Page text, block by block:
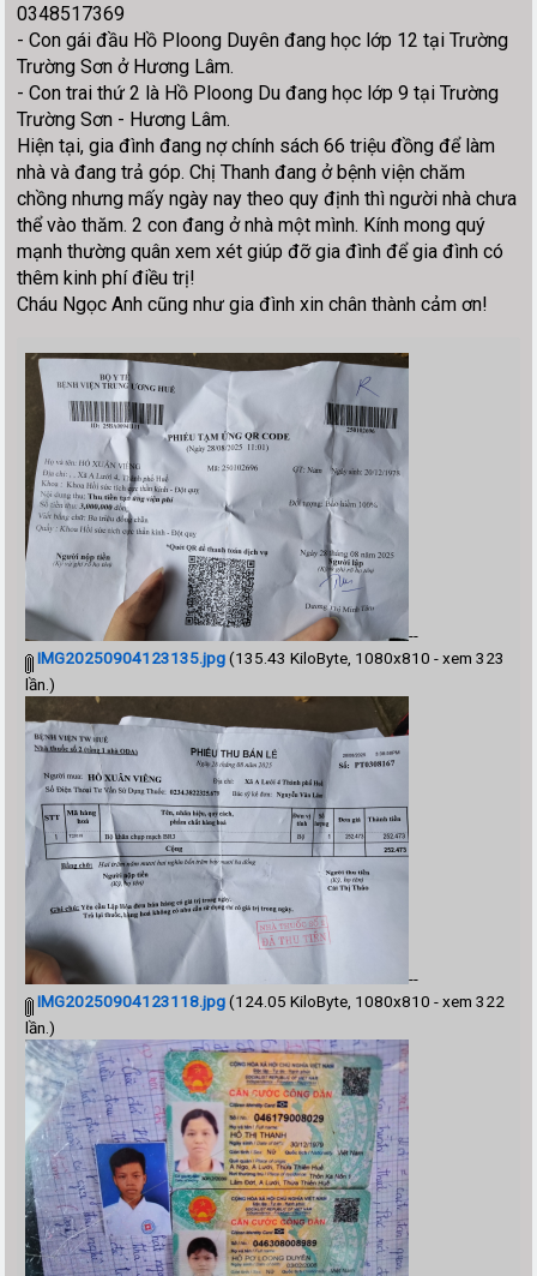
0348517369
- Con gái đầu Hồ Ploong Duyên đang học lớp 12 tại Trường
Trường Sơn ở Hương Lâm.
- Con trai thứ 2 là Hồ Ploong Du đang học lớp 9 tại Trường
Trường Sơn - Hương Lâm.
Hiện tại, gia đình đang nợ chính sách 66 triệu đồng để làm
nhà và đang trả góp. Chị Thanh đang ở bệnh viện chăm
chồng nhưng mấy ngày nay theo quy định thì người nhà chưa
thể vào thăm. 2 con đang ở nhà một mình. Kính mong quý
mạnh thường quân xem xét giúp đỡ gia đình để gia đình có
thêm kinh phí điều trị!
Cháu Ngọc Anh cũng như gia đình xin chân thành cảm ơn!
--
IMG20250904123135.jpg(135.43 KiloByte, 1080x810 - xem 323
lần.)
--
IMG20250904123118.jpg(124.05 KiloByte, 1080x810 - xem 322
lần.)